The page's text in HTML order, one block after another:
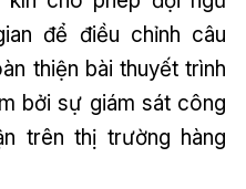
để điều chỉnh câu
thiện bài thuyết trình
bởi sự giám sát công
trên thị trường hàng